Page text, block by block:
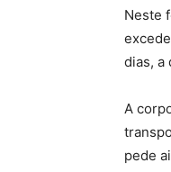
Neste
dias, a
A
pede